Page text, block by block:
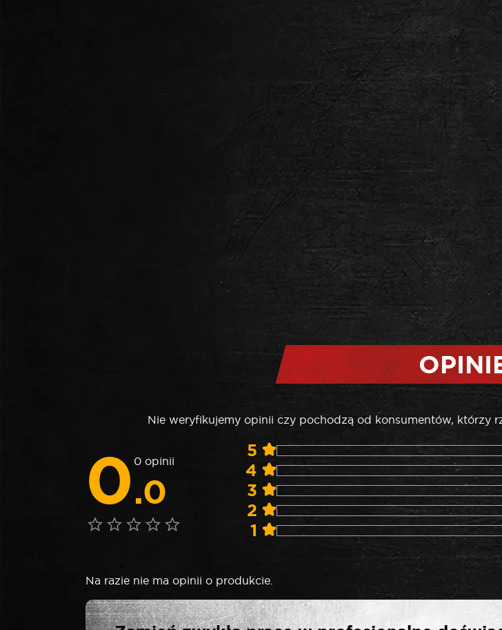
Nie weryfikujemy opinii czy pochodzą od konsumentów, którzy
0.0
0 opinii 5
4
3
2
1
Na razie nie ma opinii o produkcie.
NAPISZ PIERWSZĄ